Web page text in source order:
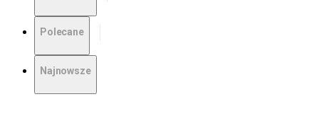
Polecane
Najnowsze